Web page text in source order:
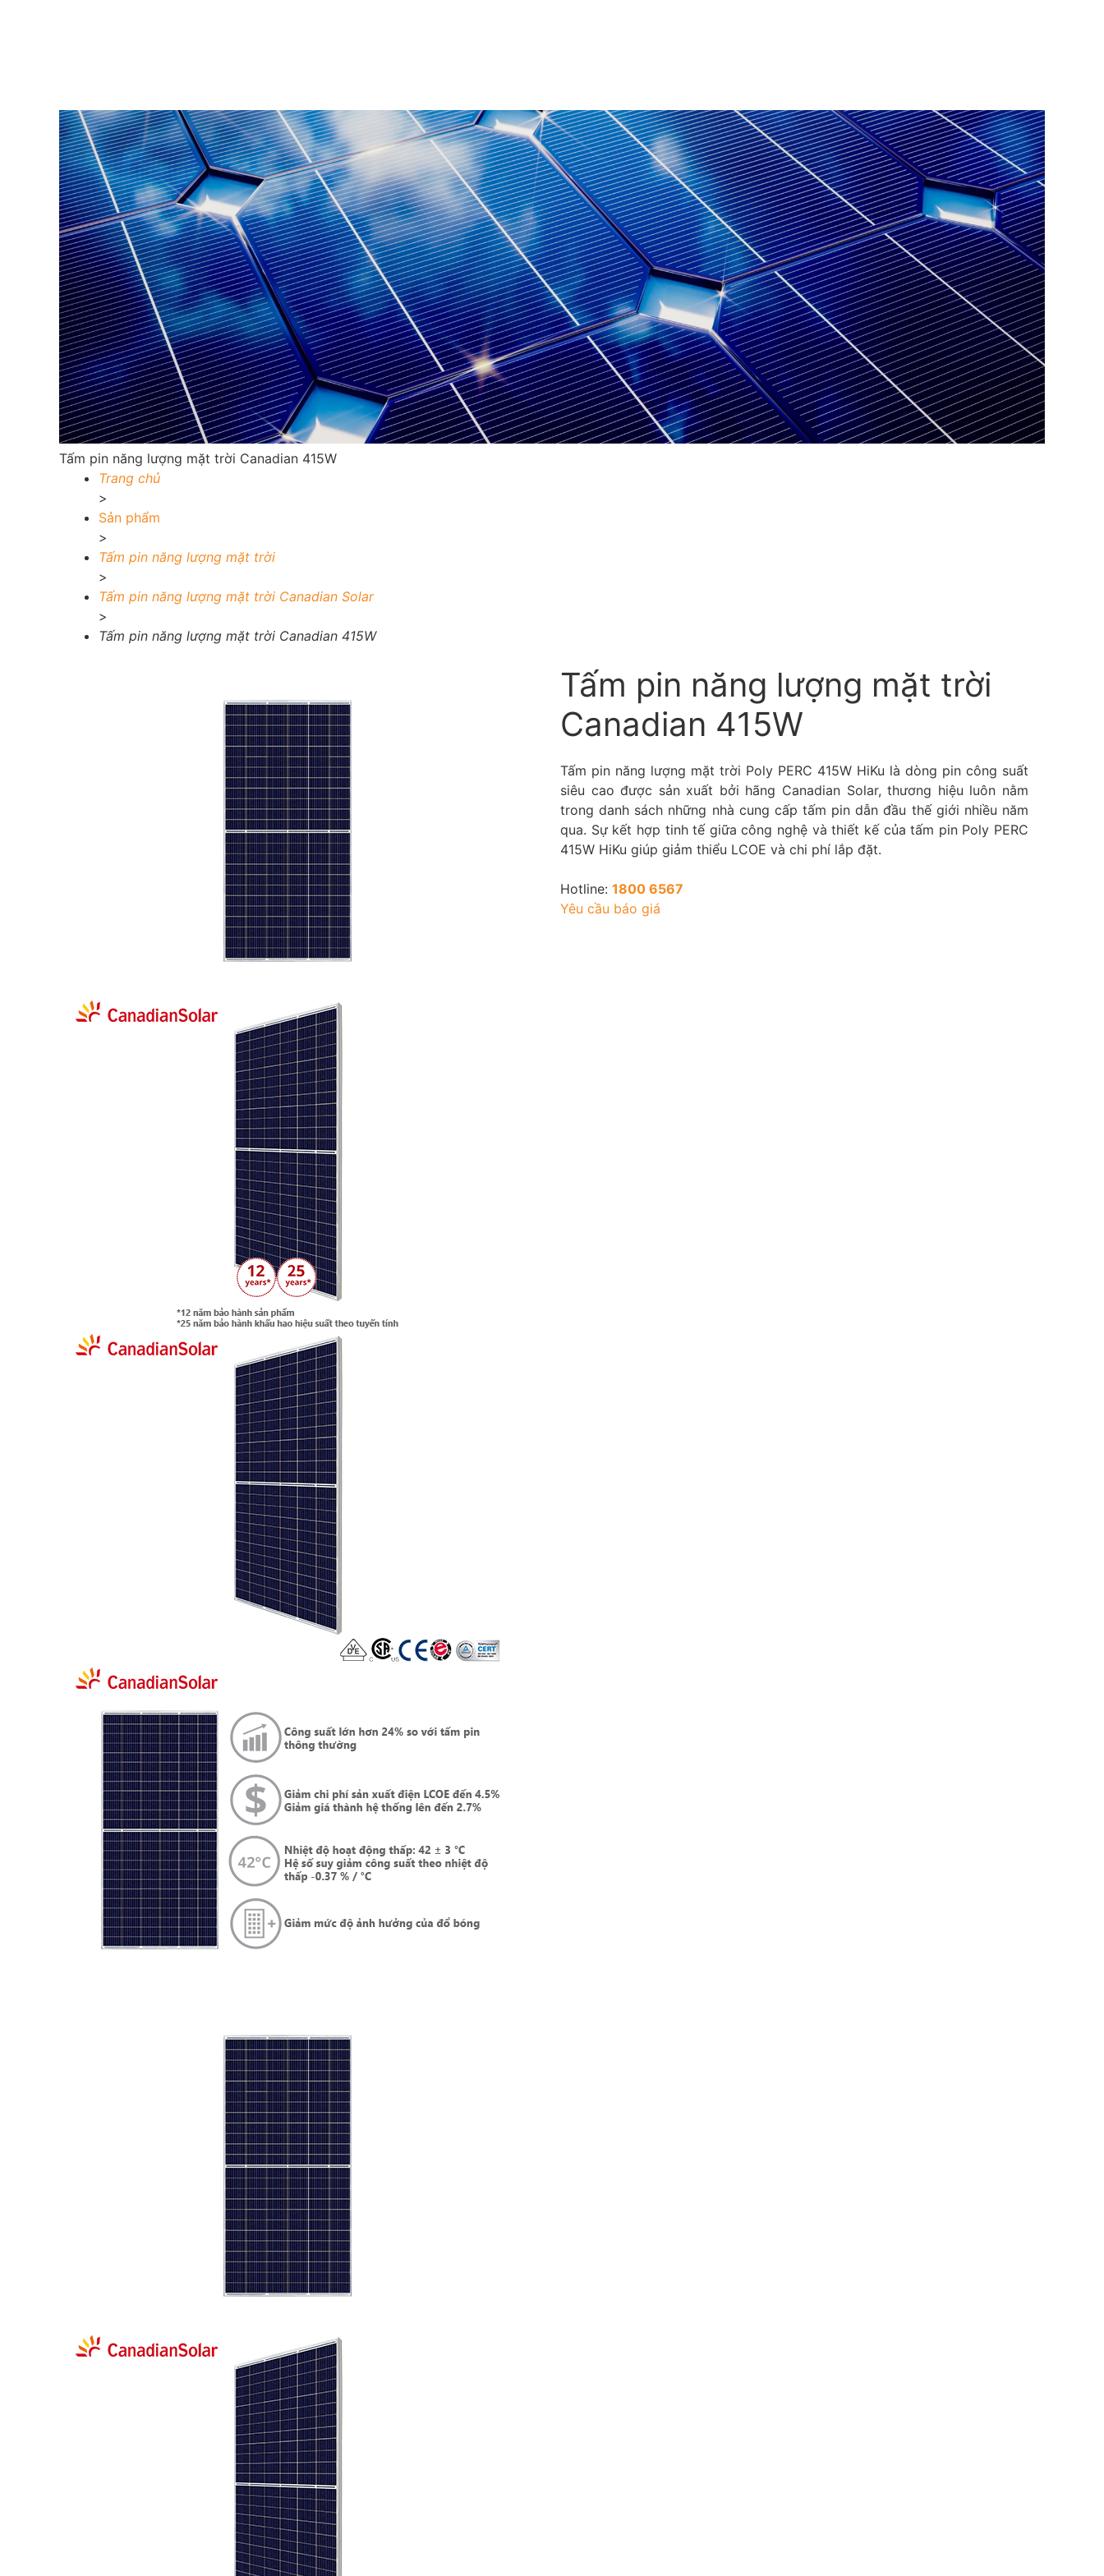
Tấm pin năng lượng mặt trời Canadian 415W
Trang chủ
>
Sản phẩm
>
Tấm pin năng lượng mặt trời
>
Tấm pin năng lượng mặt trời Canadian Solar
>
Tấm pin năng lượng mặt trời Canadian 415W
Tấm pin năng lượng mặt trời
Canadian 415W
Tấm pin năng lượng mặt trời Poly PERC 415W HiKu là dòng pin công suất
siêu cao được sản xuất bởi hãng Canadian Solar, thương hiệu luôn nằm
trong danh sách những nhà cung cấp tấm pin dẫn đầu thế giới nhiều năm
qua. Sự kết hợp tinh tế giữa công nghệ và thiết kế của tấm pin Poly PERC
415W HiKu giúp giảm thiểu LCOE và chi phí lắp đặt.
Hotline: 1800 6567
Yêu cầu báo giá